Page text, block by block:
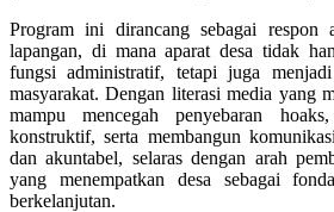
Program ini dirancang sebagai respon
lapangan, di mana aparat desa tidak
fungsi administratif, tetapi juga
masyarakat. Dengan literasi media yang
mampu mencegah penyebaran
konstruktif, serta membangun
dan akuntabel, selaras dengan arah
yang menempatkan desa sebagai
berkelanjutan.